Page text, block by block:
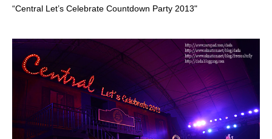
“Central Let’s Celebrate Countdown Party 2013"